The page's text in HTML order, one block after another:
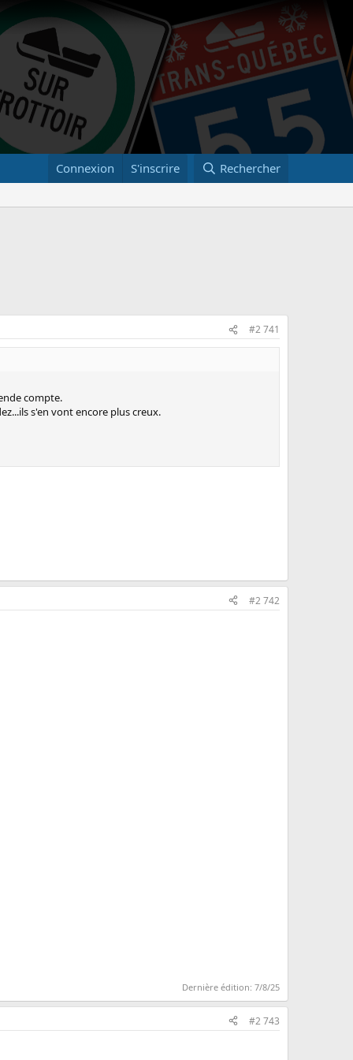
Connexion S'inscrire Rechercher
#2 741
compte.
s'en vont encore plus creux.
#2 742
Dernière édition: 7/8/25
#2 743